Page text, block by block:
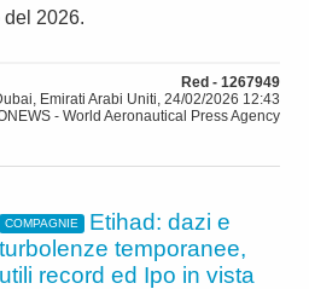
2026.
Red - 1267949
Emirati Arabi Uniti, 24/02/2026 12:43
- World Aeronautical Press Agency
COMPAGNIE
Etihad: dazi e
turbolenze temporanee,
utili record ed Ipo in vista